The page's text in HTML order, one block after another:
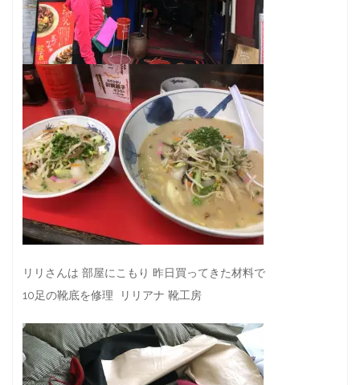
リリさんは 部屋にこもり 昨日買ってきた材料で
10足の靴底を修理 リリアナ 靴工房